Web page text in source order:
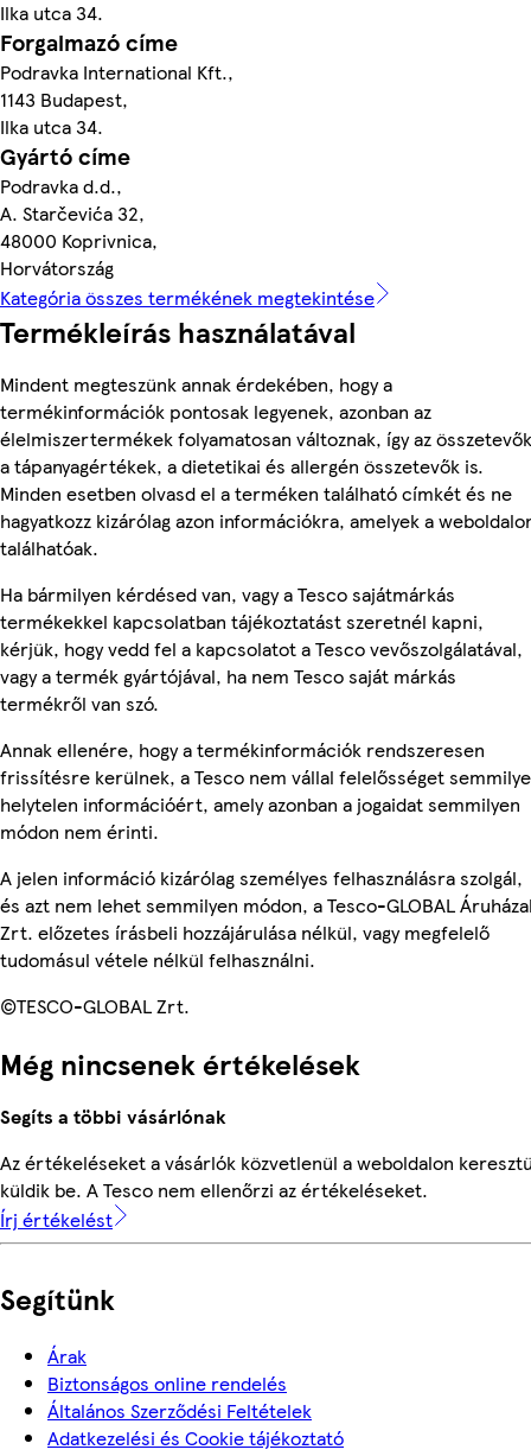
Ilka utca 34.
Forgalmazó címe
Podravka International Kft.,
1143 Budapest,
Ilka utca 34.
Gyártó címe
Podravka d.d.,
A. Starčevića 32,
48000 Koprivnica,
Horvátország
Kategória összes termékének megtekintése
Termékleírás használatával
Mindent megteszünk annak érdekében, hogy a
termékinformációk pontosak legyenek, azonban az
élelmiszertermékek folyamatosan változnak, így az
a tápanyagértékek, a dietetikai és allergén összetevők is.
Minden esetben olvasd el a terméken található címkét és ne
hagyatkozz kizárólag azon információkra, amelyek a
találhatóak.
Ha bármilyen kérdésed van, vagy a Tesco sajátmárkás
termékekkel kapcsolatban tájékoztatást szeretnél kapni,
kérjük, hogy vedd fel a kapcsolatot a Tesco vevőszolgálatával,
vagy a termék gyártójával, ha nem Tesco saját márkás
termékről van szó.
Annak ellenére, hogy a termékinformációk rendszeresen
frissítésre kerülnek, a Tesco nem vállal felelősséget
helytelen információért, amely azonban a jogaidat semmilyen
módon nem érinti.
A jelen információ kizárólag személyes felhasználásra szolgál,
és azt nem lehet semmilyen módon, a Tesco-GLOBAL
Zrt. előzetes írásbeli hozzájárulása nélkül, vagy megfelelő
tudomásul vétele nélkül felhasználni.
©TESCO-GLOBAL Zrt.
Még nincsenek értékelések
Segíts a többi vásárlónak
Az értékeléseket a vásárlók közvetlenül a weboldalon
küldik be. A Tesco nem ellenőrzi az értékeléseket.
Írj értékelést
Segítünk
Árak
Biztonságos online rendelés
Általános Szerződési Feltételek
Adatkezelési és Cookie tájékoztató